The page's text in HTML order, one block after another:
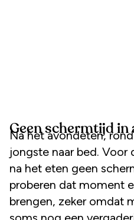
Geen schermtijd in
Na het avondeten,
jongste naar bed.
na het eten geen
proberen dat moment
brengen, zeker omdat